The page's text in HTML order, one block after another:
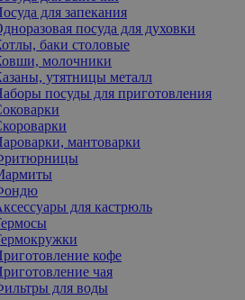
для запекания
посуда для духовки
баки столовые
молочники
утятницы металл
посуды для приготовления
мантоварки
для кастрюль
кофе
чая
для воды